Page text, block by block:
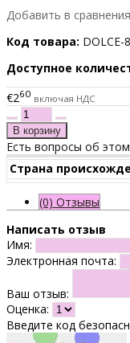
Добавить в сравнения
Код товара: DOLCE-
Доступное
€260 включая НДС
Есть вопросы об
Страна
(0) Отзывы
Написать отзыв
Имя:
Электронная почта:
Ваш отзыв:
Оценка:
Введите код